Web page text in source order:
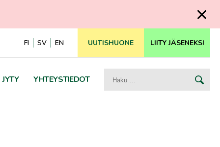
FI SV EN UUTISHUONE LIITY JÄSENEKSI
JYTY YHTEYSTIEDOT Haku: